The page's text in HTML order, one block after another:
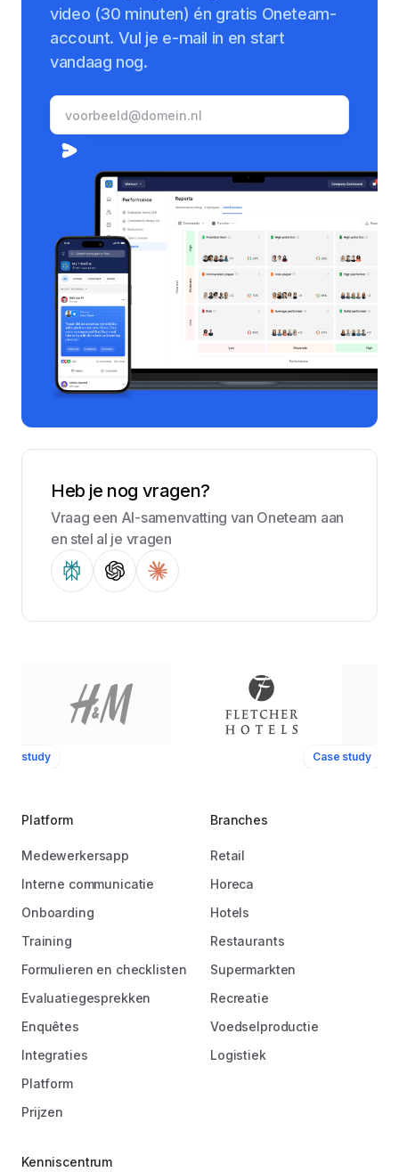
video (30 minuten) én gratis Oneteam-
account. Vul je e-mail in en start
vandaag nog.
Heb je nog vragen?
Vraag een AI-samenvatting van Oneteam aan
en stel al je vragen
study Case study
Platform
Medewerkersapp
Interne communicatie
Onboarding
Training
Formulieren en checklisten
Evaluatiegesprekken
Enquêtes
Integraties
Platform
Prijzen
Branches
Retail
Horeca
Hotels
Restaurants
Supermarkten
Recreatie
Voedselproductie
Logistiek
Kenniscentrum